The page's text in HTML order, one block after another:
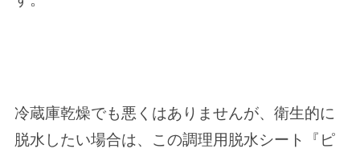
冷蔵庫乾燥でも悪くはありませんが、衛生的に
脱水したい場合は、この調理用脱水シート『ピ